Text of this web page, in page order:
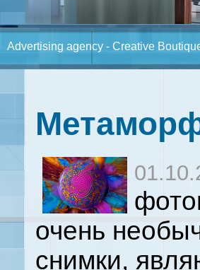
Advertising agency - Creative
очень
снимки,